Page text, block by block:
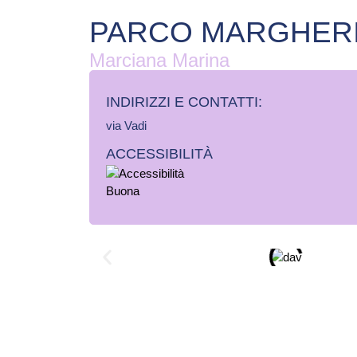
PARCO
Marciana Marina
INDIRIZZI E CONTATTI:​
via Vadi
ACCESSIBILITÀ